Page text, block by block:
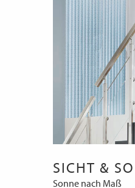
SICHT &
Sonne nach Maß